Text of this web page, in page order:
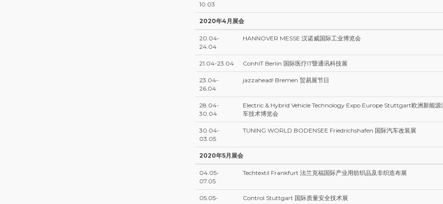
10.03
2020年4月展会
20.04-
24.04
HANNOVER MESSE 汉诺威国际工业博览会
21.04-23.04 ConhIT Berlin 国际医疗IT暨通讯科技展
23.04-
26.04
jazzahead! Bremen 贸易展节日
28.04-
30.04
Electric & Hybrid Vehicle Technology Expo Europe Stuttgart欧洲新能源
车技术博览会
30.04-
03.05
TUNING WORLD BODENSEE Friedrichshafen 国际汽车改装展
2020年5月展会
04.05-
07.05
Techtextil Frankfurt 法兰克福国际产业用纺织品及非织造布展
05.05-
Control Stuttgart 国际质量安全技术展